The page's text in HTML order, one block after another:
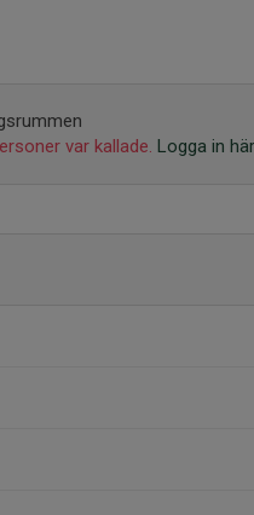
var kallade. Logga in här